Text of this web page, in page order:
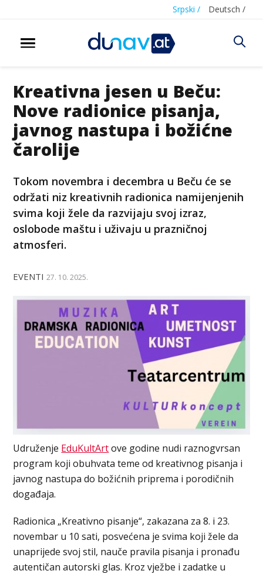
Srpski / Deutsch /
Kreativna jesen u Beču:
Nove radionice pisanja,
javnog nastupa i božićne
čarolije
Tokom novembra i decembra u Beču će se
održati niz kreativnih radionica namijenjenih
svima koji žele da razvijaju svoj izraz,
oslobode maštu i uživaju u prazničnoj
atmosferi.
EVENTI 27. 10. 2025.
Udruženje EduKultArtove godine nudi raznogvrsan
program koji obuhvata teme od kreativnog pisanja i
javnog nastupa do božićnih priprema i porodičnih
događaja.
Radionica „Kreativno pisanje“, zakazana za 8. i 23.
novembar u 10 sati, posvećena je svima koji žele da
unaprijede svoj stil, nauče pravila pisanja i pronađu
autentičan autorski glas. Kroz vježbe i zadatke u